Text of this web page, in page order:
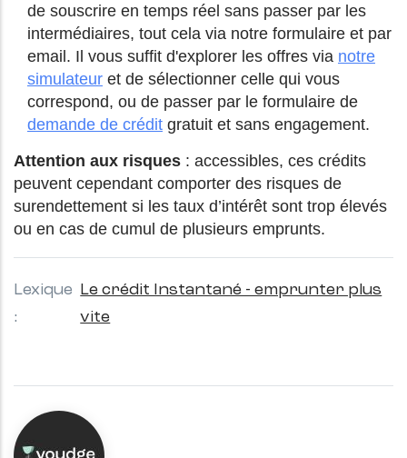
de souscrire en temps réel sans passer par les
intermédiaires, tout cela via notre formulaire et par
email. Il vous suffit d'explorer les offres via notre
simulateur et de sélectionner celle qui vous
correspond, ou de passer par le formulaire de
demande de crédit gratuit et sans engagement.
Attention aux risques : accessibles, ces crédits
peuvent cependant comporter des risques de
surendettement si les taux d’intérêt sont trop élevés
ou en cas de cumul de plusieurs emprunts.
Lexique
Le crédit Instantané - emprunter plus
vite